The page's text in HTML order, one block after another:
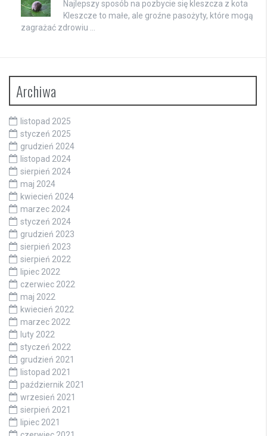
Najlepszy sposób na pozbycie się kleszcza z kota
Kleszcze to małe, ale groźne pasożyty, które mogą
zagrażać zdrowiu …
Archiwa
listopad 2025
styczeń 2025
grudzień 2024
listopad 2024
sierpień 2024
maj 2024
kwiecień 2024
marzec 2024
styczeń 2024
grudzień 2023
sierpień 2023
sierpień 2022
lipiec 2022
czerwiec 2022
maj 2022
kwiecień 2022
marzec 2022
luty 2022
styczeń 2022
grudzień 2021
listopad 2021
październik 2021
wrzesień 2021
sierpień 2021
lipiec 2021